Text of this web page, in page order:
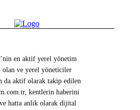
en aktif yerel yönetim
olan ve yerel yöneticiler
da aktif olarak takip edilen
kentlerin haberini
hatta anlık olarak dijital